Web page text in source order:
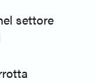
settore